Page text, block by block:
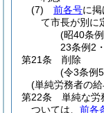
(7)
前各号に
て市長が別に
(昭40条
23条例2
第21条
削除
(令3条例
(単純労務者の
第22条
単純な労
ついては、 前各